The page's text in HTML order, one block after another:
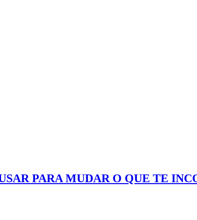
PARA MUDAR O QUE TE